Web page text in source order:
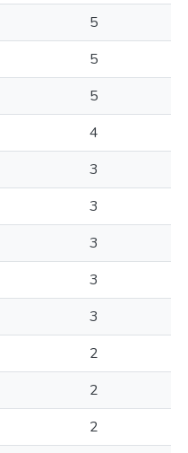
5
5
5
4
3
3
3
3
3
2
2
2